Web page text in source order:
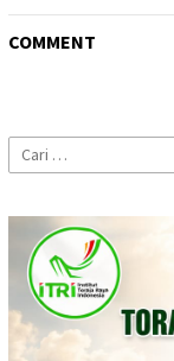
COMMENT
Cari
untuk: